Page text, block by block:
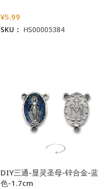
¥5.99
SKU： HS00005384
DIY三通-显灵圣母-锌合金-蓝
色-1.7cm